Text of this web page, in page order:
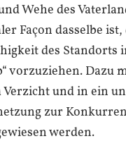
Wehe des
Façon dasselbe ist,
des Standorts
vorzuziehen. Dazu
Verzicht und in ein
zur
werden.